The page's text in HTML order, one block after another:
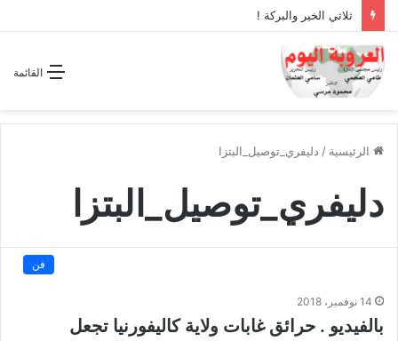
ثلاثي الخير والبركة !
القائمة
الرئيسية / دليفري_توصيل_البتزا
دليفري_توصيل_البتزا
فن
14 نوفمبر، 2018
بالفيديو . حرائق غابات ولاية كاليفورنيا تجعل